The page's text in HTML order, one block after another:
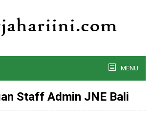
MENU
Staff Admin JNE Bali